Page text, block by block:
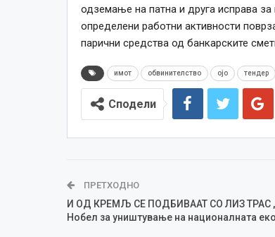
одземање на патна и друга исправа
определени работни активности
парични средства од банкарските
имот обвинителство ојо тендер
Сподели
ПРЕТХОДНО
И ОД КРЕМЉ СЕ ПОДБИВААТ СО ЛИЗ ТРАС
Нобел за уништување на националната